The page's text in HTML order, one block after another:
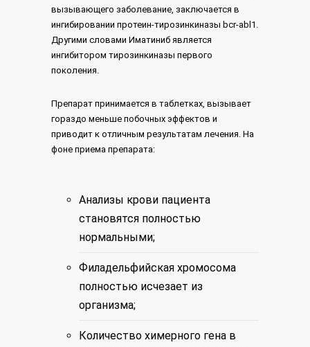
вызывающего заболевание, заключается в
ингибировании протеин-тирозинкиназы bcr-abl1.
Другими словами Иматиниб является
ингибитором тирозинкиназы первого
поколения.
Препарат принимается в таблетках, вызывает
гораздо меньше побочных эффектов и
приводит к отличным результатам лечения. На
фоне приема препарата:
Анализы крови пациента
становятся полностью
нормальными;
Филадельфийская хромосома
полностью исчезает из
организма;
Количество химерного гена в